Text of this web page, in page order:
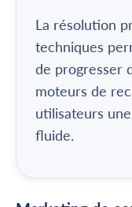
La résolution
techniques
de progresser
moteurs de
utilisateurs
fluide.